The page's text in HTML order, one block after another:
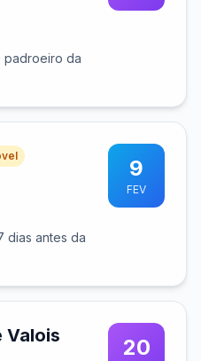
padroeiro da
dias antes da
9
FEV
Valois 20